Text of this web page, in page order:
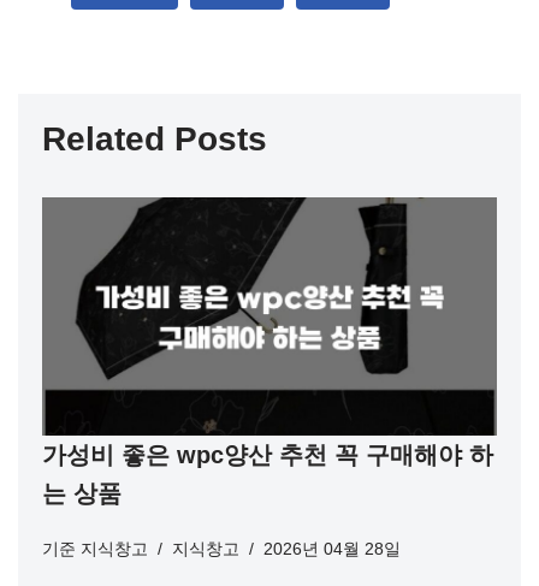
Related Posts
가성비 좋은 wpc양산 추천 꼭 구매해야 하
는 상품
기준 지식창고 지식창고 2026년 04월 28일